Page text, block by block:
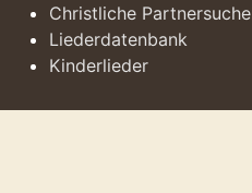
Christliche Partnersuche
Liederdatenbank
Kinderlieder